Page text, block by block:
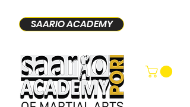
SAARIO ACADEMY